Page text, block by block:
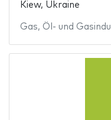
Kiew, Ukraine
Gas, Öl- und